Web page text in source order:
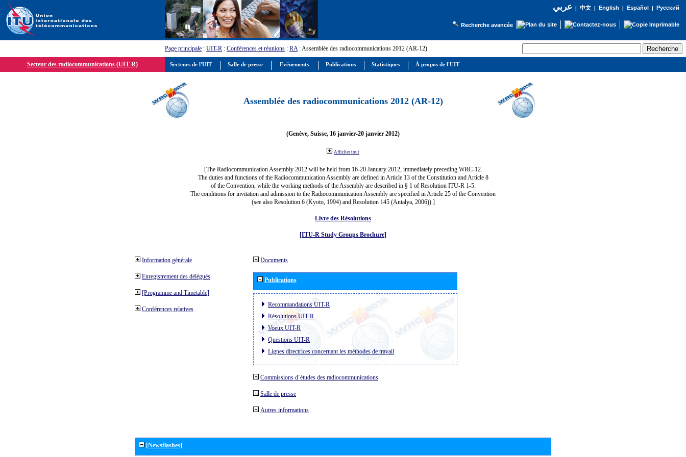
عربي| 中文| English | Español | Русский
Recherche avancée
Page principale : UIT-R : Conférences et réunions : RA: Assemblée des radiocommunications 2012 (AR-12)
Secteur des radiocommunications (UIT-R)
Assemblée des radiocommunications 2012 (AR-12)
(Genève, Suisse, 16 janvier-20 janvier 2012)
Afficher tout
[The Radiocommunication Assembly 2012 will be held from 16-20 January 2012, immediately preceding WRC-12.
The duties and functions of the Radiocommunication Assembly are defined in Article 13 of the Constitution and Article 8
of the Convention, while the working methods of the Assembly are described in § 1 of Resolution ITU-R 1-5.
The conditions for invitation and admission to the Radiocommunication Assembly are specified in Article 25 of the Convention
(see also Resolution 6 (Kyoto, 1994) and Resolution 145 (Antalya, 2006)).]
Livre des Résolutions
[ITU-R Study Groups Brochure]
Information générale
Enregistrement des délégués
[Programme and Timetable]
Conférences relatives
Documents
Publications
Recommandations UIT-R
Résolutions UIT-R
Voeux UIT-R
Questions UIT-R
Lignes directrices concernant les méthodes de travail
Commissions d´études des radiocommunications
Salle de presse
Autres informations
[Newsflashes]
Secteurs de l'UIT Salle de presse Evénements Publications Statistiques À propos de l'UIT